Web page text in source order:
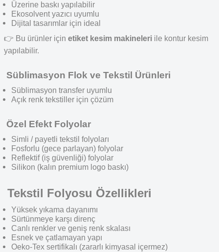
Üzerine baskı yapılabilir
Ekosolvent yazıcı uyumlu
Dijital tasarımlar için ideal
👉 Bu ürünler için etiket kesim makineleri ile kontur kesim
yapılabilir.
Süblimasyon Flok ve Tekstil Ürünleri
Süblimasyon transfer uyumlu
Açık renk tekstiller için çözüm
Özel Efekt Folyolar
Simli / payetli tekstil folyoları
Fosforlu (gece parlayan) folyolar
Reflektif (iş güvenliği) folyolar
Silikon (kalın premium logo baskı)
Tekstil Folyosu Özellikleri
Yüksek yıkama dayanımı
Sürtünmeye karşı direnç
Canlı renkler ve geniş renk skalası
Esnek ve çatlamayan yapı
Oeko-Tex sertifikalı (zararlı kimyasal içermez)